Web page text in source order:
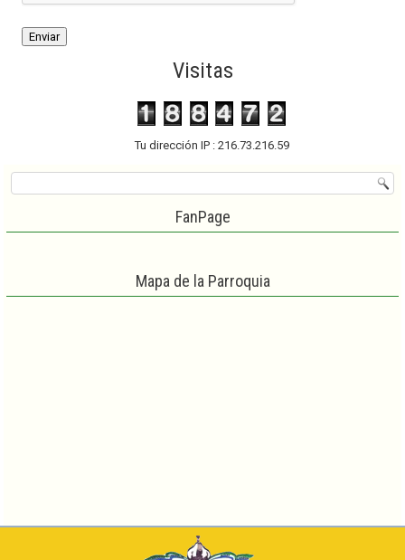
Visitas
Tu dirección IP : 216.73.216.59
FanPage
Mapa de la Parroquia